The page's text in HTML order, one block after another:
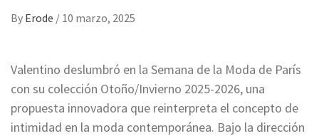
By Erode / 10 marzo, 2025
Valentino deslumbró en la Semana de la Moda de París
con su colección Otoño/Invierno 2025-2026, una
propuesta innovadora que reinterpreta el concepto de
intimidad en la moda contemporánea. Bajo la dirección